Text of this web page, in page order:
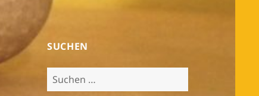
SUCHEN
Suchen
nach: